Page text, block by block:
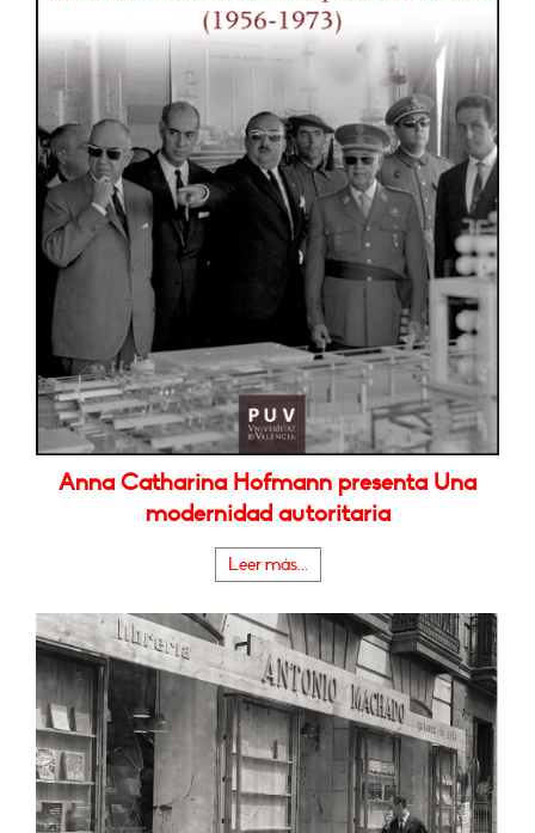
Anna Catharina Hofmann presenta Una
modernidad autoritaria
Leer más...